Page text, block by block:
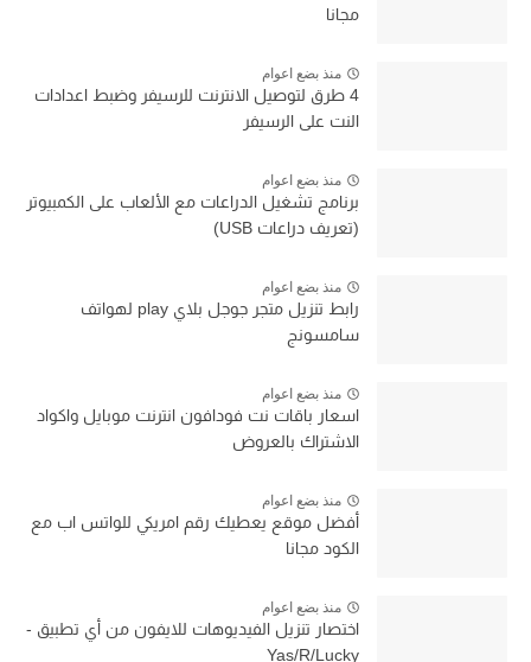
مجانا
منذ بضع اعوام
4 طرق لتوصيل الانترنت للرسيفر وضبط اعدادات
النت على الرسيفر
منذ بضع اعوام
برنامج تشغيل الدراعات مع الألعاب على الكمبيوتر
(تعريف دراعات USB)
منذ بضع اعوام
رابط تنزيل متجر جوجل بلاي play لهواتف
سامسونج
منذ بضع اعوام
اسعار باقات نت فودافون انترنت موبايل واكواد
الاشتراك بالعروض
منذ بضع اعوام
أفضل موقع يعطيك رقم امريكي للواتس اب مع
الكود مجانا
منذ بضع اعوام
اختصار تنزيل الفيديوهات للايفون من أي تطبيق -
Yas/R/Lucky